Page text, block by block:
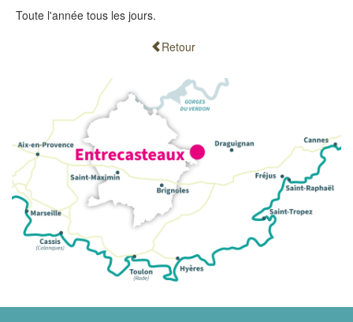
Toute l'année tous les jours.
Retour